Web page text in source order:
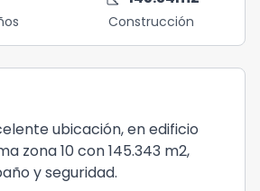
Construcción
ubicación, en edificio
zona 10 con 145.343 m2,
y seguridad.